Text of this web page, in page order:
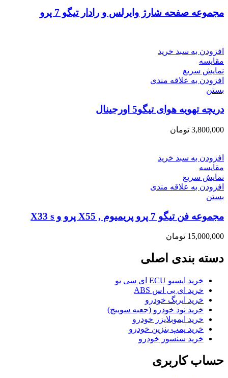
مجموعه صفحه شارژ وایرلس و رادار تیگو 7 پرو
افزودن به سبد خرید
مقایسه
نمایش سریع
افزودن به علاقه مندی
بستن
دریچه تهویه هوای تیگو5 اورجینال
3,800,000 تومان
افزودن به سبد خرید
مقایسه
نمایش سریع
افزودن به علاقه مندی
بستن
مجموعه فن تیگو 7 پرو پریمیوم , X55 پرو و X33 s
15,000,000 تومان
دسته بندی اصلی
خرید ایسیو ECU ای سی یو
خرید ای بی اس ABS
خرید ایربگ خودرو
خرید نود خودرو (جعبه سوییچ)
خرید ایموبلایزر خودرو
خرید پمپ بنزین خودرو
خرید سنسور خودرو
حساب کاربری